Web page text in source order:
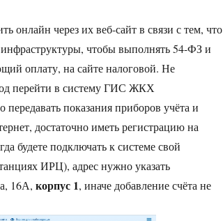
онлайн через их веб-сайт в связи с тем, что
инфраструктуры, чтобы выполнять 54-ФЗ и
оплату, на сайте налоговой. Не
перейти в систему ГИС ЖКХ
показания приборов учёта и
достаточно иметь регистрацию на
будете подключать к системе свой
ИРЦ), адрес нужно указать
16А, корпус 1, иначе добавление счёта не